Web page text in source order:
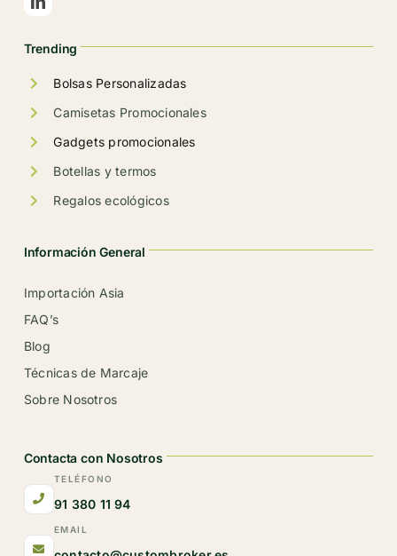
de
producto
Trending
Bolsas Personalizadas
Camisetas Promocionales
Gadgets promocionales
Botellas y termos
Regalos ecológicos
Información General
Importación Asia
FAQ’s
Blog
Técnicas de Marcaje
Sobre Nosotros
Contacta con Nosotros
TELÉFONO
91 380 11 94
EMAIL